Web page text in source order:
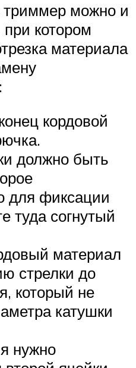
триммер можно и
котором
материала
кордовой
должно быть
для фиксации
туда согнутый
материал
стрелки до
который не
катушки
нужно